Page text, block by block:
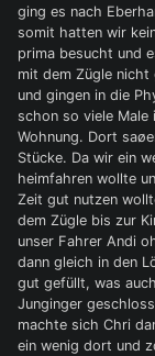
ging es nach
somit hatten wir
prima besucht und
mit dem Zügle nicht
und gingen in die
schon so viele Male
Wohnung. Dort
Stücke. Da wir ein
heimfahren wollte
Zeit gut nutzen
dem Zügle bis zur
unser Fahrer Andi
dann gleich in den
gut gefüllt, was
Junginger
machte sich Chri
ein wenig dort und